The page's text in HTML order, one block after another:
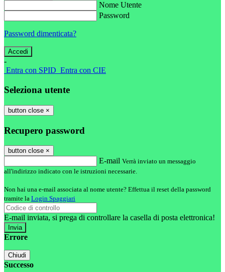
Nome Utente
Password
Password dimenticata?
-
Entra con SPID Entra con CIE
Seleziona utente
button close ×
Recupero password
button close ×
E-mail Verrà inviato un messaggio
all'indirizzo indicato con le istruzioni necessarie.
Non hai una e-mail associata al nome utente? Effettua il reset della password
tramite la Login Spaggiari
E-mail inviata, si prega di controllare la casella di posta elettronica!
Errore
Chiudi
Successo